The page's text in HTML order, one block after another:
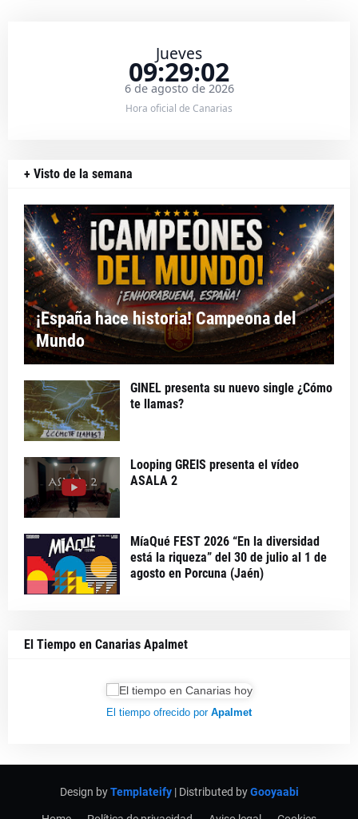
Jueves
09:29:03
6 de agosto de 2026
Hora oficial de Canarias
+ Visto de la semana
¡España hace historia! Campeona del
Mundo
GINEL presenta su nuevo single ¿Cómo
te llamas?
Looping GREIS presenta el vídeo
ASALA 2
MíaQué FEST 2026 “En la diversidad
está la riqueza” del 30 de julio al 1 de
agosto en Porcuna (Jaén)
El Tiempo en Canarias Apalmet
El tiempo ofrecido por Apalmet
Design byTemplateify| Distributed byGooyaabi